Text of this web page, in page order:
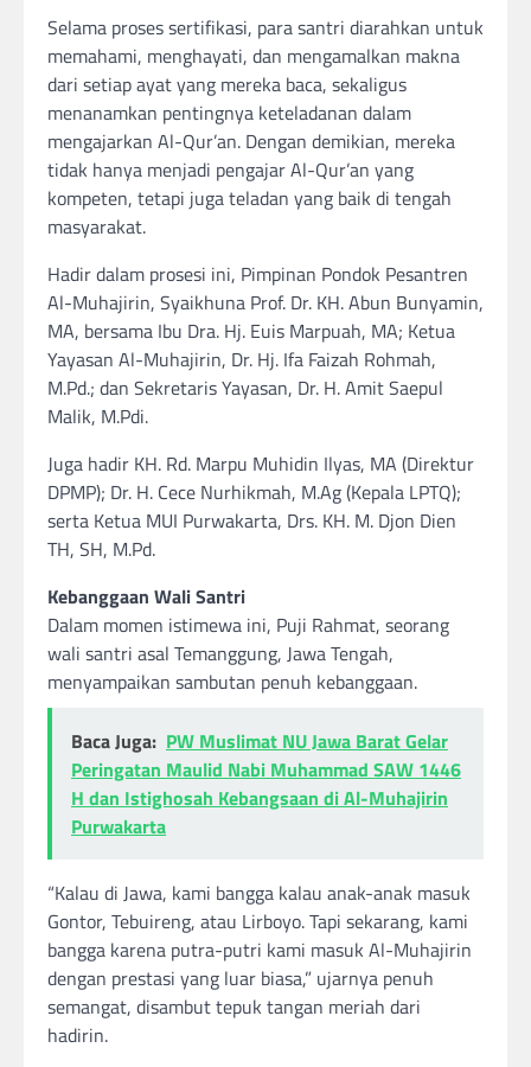
Selama proses sertifikasi, para santri diarahkan untuk
memahami, menghayati, dan mengamalkan makna
dari setiap ayat yang mereka baca, sekaligus
menanamkan pentingnya keteladanan dalam
mengajarkan Al-Qur’an. Dengan demikian, mereka
tidak hanya menjadi pengajar Al-Qur’an yang
kompeten, tetapi juga teladan yang baik di tengah
masyarakat.
Hadir dalam prosesi ini, Pimpinan Pondok Pesantren
Al-Muhajirin, Syaikhuna Prof. Dr. KH. Abun Bunyamin,
MA, bersama Ibu Dra. Hj. Euis Marpuah, MA; Ketua
Yayasan Al-Muhajirin, Dr. Hj. Ifa Faizah Rohmah,
M.Pd.; dan Sekretaris Yayasan, Dr. H. Amit Saepul
Malik, M.Pdi.
Juga hadir KH. Rd. Marpu Muhidin Ilyas, MA (Direktur
DPMP); Dr. H. Cece Nurhikmah, M.Ag (Kepala LPTQ);
serta Ketua MUI Purwakarta, Drs. KH. M. Djon Dien
TH, SH, M.Pd.
Kebanggaan Wali Santri
Dalam momen istimewa ini, Puji Rahmat, seorang
wali santri asal Temanggung, Jawa Tengah,
menyampaikan sambutan penuh kebanggaan.
Baca Juga: PW Muslimat NU Jawa Barat Gelar
Peringatan Maulid Nabi Muhammad SAW 1446
H dan Istighosah Kebangsaan di Al-Muhajirin
Purwakarta
“Kalau di Jawa, kami bangga kalau anak-anak masuk
Gontor, Tebuireng, atau Lirboyo. Tapi sekarang, kami
bangga karena putra-putri kami masuk Al-Muhajirin
dengan prestasi yang luar biasa,” ujarnya penuh
semangat, disambut tepuk tangan meriah dari
hadirin.